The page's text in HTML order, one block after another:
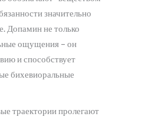
значительно
Допамин не только
ощущения – он
и способствует
бихевиоральные
траектории пролегают